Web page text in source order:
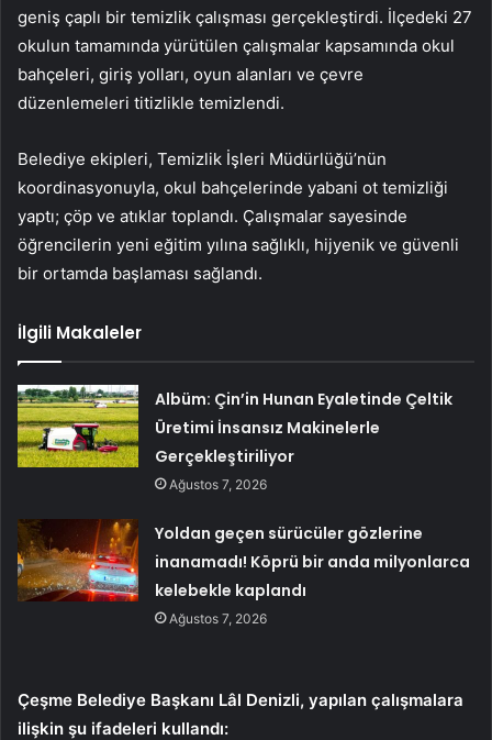
geniş çaplı bir temizlik çalışması gerçekleştirdi. İlçedeki 27
okulun tamamında yürütülen çalışmalar kapsamında okul
bahçeleri, giriş yolları, oyun alanları ve çevre
düzenlemeleri titizlikle temizlendi.
Belediye ekipleri, Temizlik İşleri Müdürlüğü’nün
koordinasyonuyla, okul bahçelerinde yabani ot temizliği
yaptı; çöp ve atıklar toplandı. Çalışmalar sayesinde
öğrencilerin yeni eğitim yılına sağlıklı, hijyenik ve güvenli
bir ortamda başlaması sağlandı.
İlgili Makaleler
Albüm: Çin’in Hunan Eyaletinde Çeltik
Üretimi İnsansız Makinelerle
Gerçekleştiriliyor
Ağustos 7, 2026
Yoldan geçen sürücüler gözlerine
inanamadı! Köprü bir anda milyonlarca
kelebekle kaplandı
Ağustos 7, 2026
Çeşme Belediye Başkanı Lâl Denizli, yapılan çalışmalara
ilişkin şu ifadeleri kullandı: